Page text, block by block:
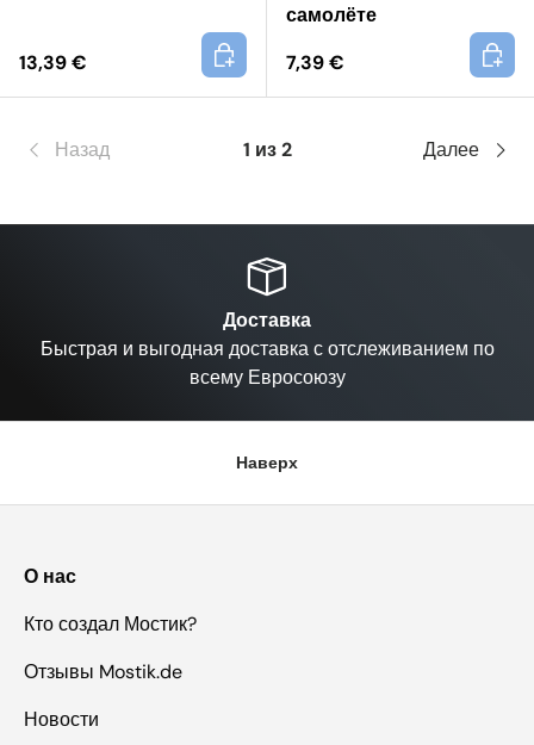
13,39 €
+
самолёте
7,39 €
+
Назад 1 из 2 Далее
Доставка
Быстрая и выгодная доставка с отслеживанием по
всему Евросоюзу
Наверх
О нас
Кто создал Мостик?
Отзывы Mostik.de
Новости